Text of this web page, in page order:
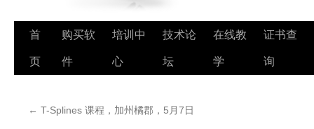
跳
至
首
页
购买软
件
培训中
心
技术论
坛
在线教
学
证书查
询
← T-Splines 课程，加州橘郡，5月7日